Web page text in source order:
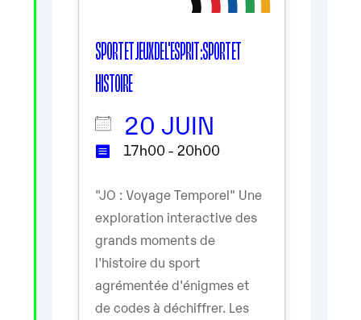
SPORT ET JEUX DE L'ESPRIT : SPORT ET
HISTOIRE
20 JUIN
17h00 - 20h00
"JO : Voyage Temporel" Une
exploration interactive des
grands moments de
l'histoire du sport
agrémentée d'énigmes et
de codes à déchiffrer. Les